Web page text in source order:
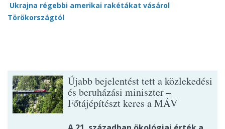
Ukrajna régebbi amerikai rakétákat vásárol
Törökországtól
Újabb bejelentést tett a közlekedési
és beruházási miniszter –
Főtájépítészt keres a MÁV